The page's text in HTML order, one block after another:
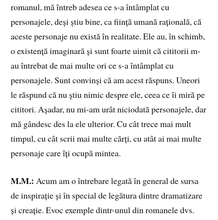
romanul, mă întreb adesea ce s-a întâmplat cu
personajele, deși știu bine, ca ființă umană rațională, că
aceste personaje nu există în realitate. Ele au, în schimb,
o existență imaginară și sunt foarte uimit că cititorii m-
au întrebat de mai multe ori ce s-a întâmplat cu
personajele. Sunt convinși că am acest răspuns. Uneori
le răspund că nu știu nimic despre ele, ceea ce îi miră pe
cititori. Așadar, nu mi-am urât niciodată personajele, dar
mă gândesc des la ele ulterior. Cu cât trece mai mult
timpul, cu cât scrii mai multe cărți, cu atât ai mai multe
personaje care îți ocupă mintea.
M.M.: Acum am o întrebare legată în general de sursa
de inspirație și în special de legătura dintre dramatizare
și creație. Evoc exemple dintr-unul din romanele dvs.